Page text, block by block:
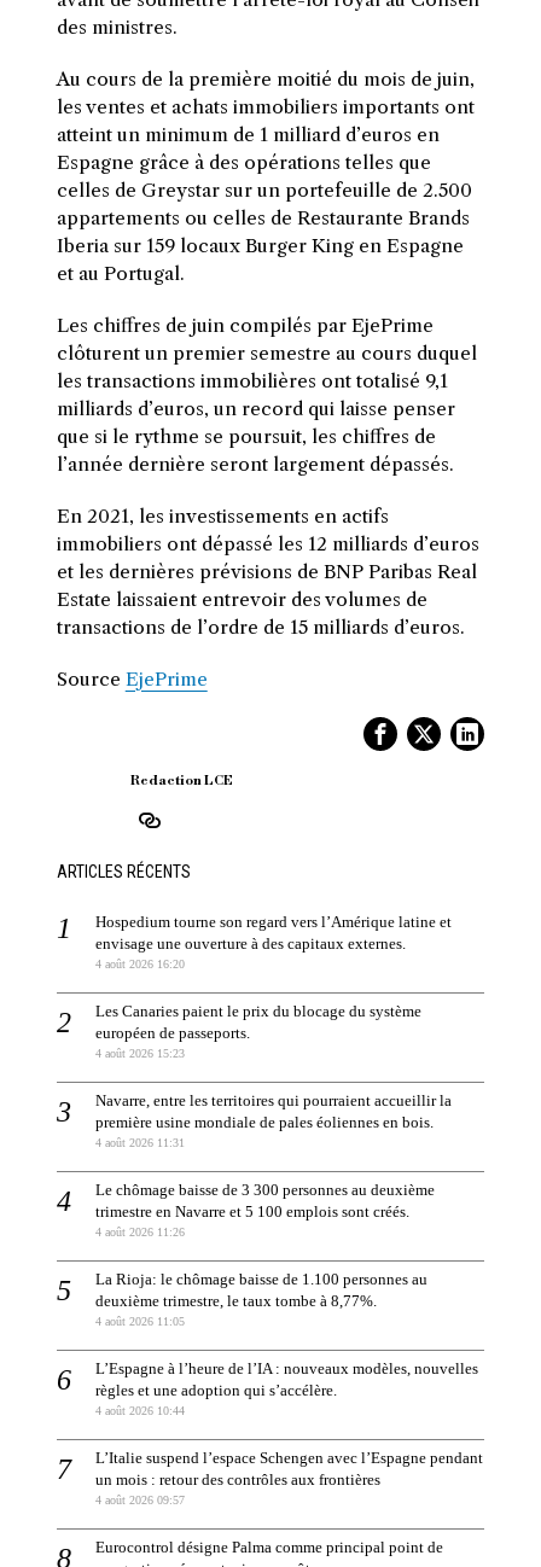
des ministres.
Au cours de la première moitié du mois de juin,
les ventes et achats immobiliers importants ont
atteint un minimum de 1 milliard d’euros en
Espagne grâce à des opérations telles que
celles de Greystar sur un portefeuille de 2.500
appartements ou celles de Restaurante Brands
Iberia sur 159 locaux Burger King en Espagne
et au Portugal.
Les chiffres de juin compilés par EjePrime
clôturent un premier semestre au cours duquel
les transactions immobilières ont totalisé 9,1
milliards d’euros, un record qui laisse penser
que si le rythme se poursuit, les chiffres de
l’année dernière seront largement dépassés.
En 2021, les investissements en actifs
immobiliers ont dépassé les 12 milliards d’euros
et les dernières prévisions de BNP Paribas Real
Estate laissaient entrevoir des volumes de
transactions de l’ordre de 15 milliards d’euros.
Source EjePrime
Redaction LCE
ARTICLES RÉCENTS
Hospedium tourne son regard vers l’Amérique latine et
envisage une ouverture à des capitaux externes.
4 août 2026 16:20
Les Canaries paient le prix du blocage du système
européen de passeports.
4 août 2026 15:23
Navarre, entre les territoires qui pourraient accueillir la
première usine mondiale de pales éoliennes en bois.
4 août 2026 11:31
Le chômage baisse de 3 300 personnes au deuxième
trimestre en Navarre et 5 100 emplois sont créés.
4 août 2026 11:26
La Rioja: le chômage baisse de 1.100 personnes au
deuxième trimestre, le taux tombe à 8,77%.
4 août 2026 11:05
L’Espagne à l’heure de l’IA : nouveaux modèles, nouvelles
règles et une adoption qui s’accélère.
4 août 2026 10:44
L’Italie suspend l’espace Schengen avec l’Espagne pendant
un mois : retour des contrôles aux frontières
4 août 2026 09:57
Eurocontrol désigne Palma comme principal point de